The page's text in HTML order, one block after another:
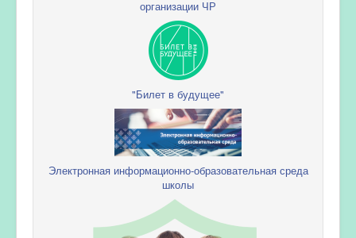
организации ЧР
"Билет в будущее"
Электронная информационно-образовательная среда
школы